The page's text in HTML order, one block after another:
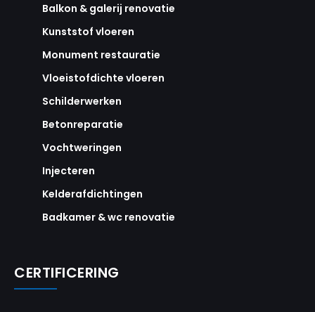
Balkon & galerij renovatie
Kunststof vloeren
Monument restauratie
Vloeistofdichte vloeren
Schilderwerken
Betonreparatie
Vochtweringen
Injecteren
Kelderafdichtingen
Badkamer & wc renovatie
CERTIFICERING